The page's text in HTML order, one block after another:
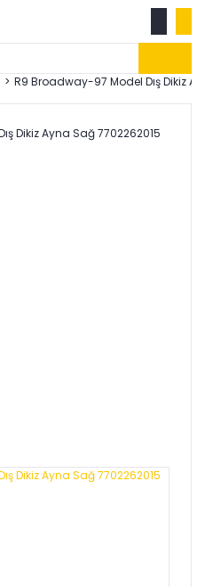
R9 Broadway-97 Model Dış Dikiz